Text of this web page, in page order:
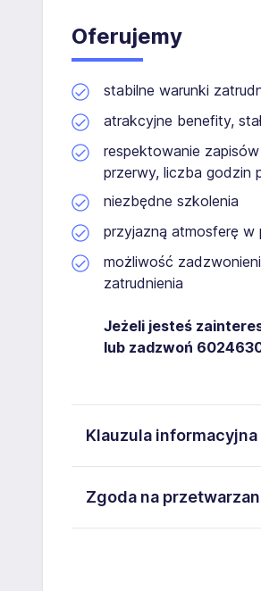
Oferujemy
stabilne warunki
atrakcyjne benefity,
respektowanie
przerwy, liczba godzin
niezbędne szkolenia
przyjazną atmosferę w
możliwość
zatrudnienia
Jeżeli jesteś
lub zadzwoń
Klauzula informacyjna
5170413726. Moje dane
przenoszenia danych.
Zgoda na
Rzeszów Lubelska 13/161,